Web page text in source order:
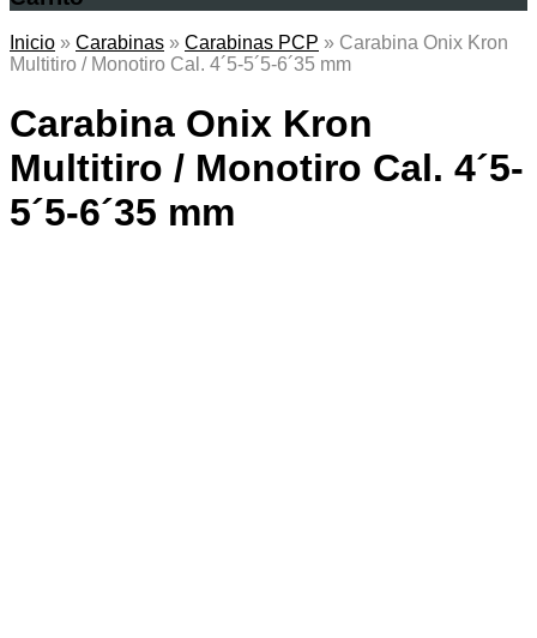
Inicio » Carabinas » Carabinas PCP » Carabina Onix Kron
Multitiro / Monotiro Cal. 4´5-5´5-6´35 mm
Carabina Onix Kron
Multitiro / Monotiro Cal. 4´5-
5´5-6´35 mm